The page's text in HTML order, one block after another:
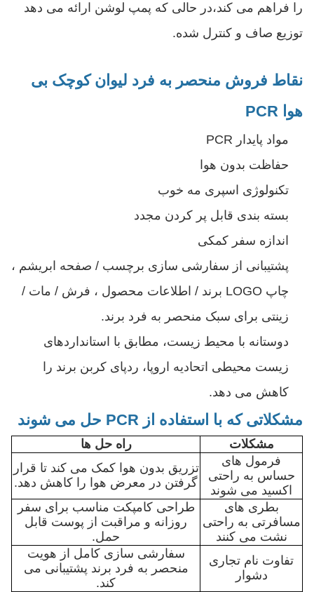
را فراهم می کند،در حالی که پمپ لوشن ارائه می دهد
توزیع صاف و کنترل شده.
نقاط فروش منحصر به فرد لیوان کوچک بی
هوا PCR
مواد پایدار PCR
حفاظت بدون هوا
تکنولوژی اسپری مه خوب
بسته بندی قابل پر کردن مجدد
اندازه سفر کمکی
پشتیبانی از سفارشی سازی برچسب / صفحه ابریشم ،
چاپ LOGO برند / اطلاعات محصول ، فرش / مات /
زینتی برای سبک منحصر به فرد برند.
دوستانه با محیط زیست، مطابق با استانداردهای
زیست محیطی اتحادیه اروپا، ردپای کربن برند را
کاهش می دهد.
مشکلاتی که با استفاده از PCR حل می شوند
مشکلات
راه حل ها
فرمول های
حساس به راحتی
اکسید می شوند
تزریق بدون هوا کمک می کند تا قرار
گرفتن در معرض هوا را کاهش دهد.
بطری های
مسافرتی به راحتی
نشت می کنند
طراحی کامپکت مناسب برای سفر
روزانه و مراقبت از پوست قابل
حمل.
تفاوت نام تجاری
دشوار
سفارشی سازی کامل از هویت
منحصر به فرد برند پشتیبانی می
کند.